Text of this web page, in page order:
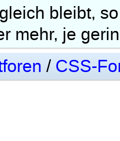
bleibt,
mehr, je
/ CSS-